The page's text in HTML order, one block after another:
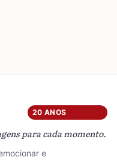
20 ANOS
para cada momento.
e